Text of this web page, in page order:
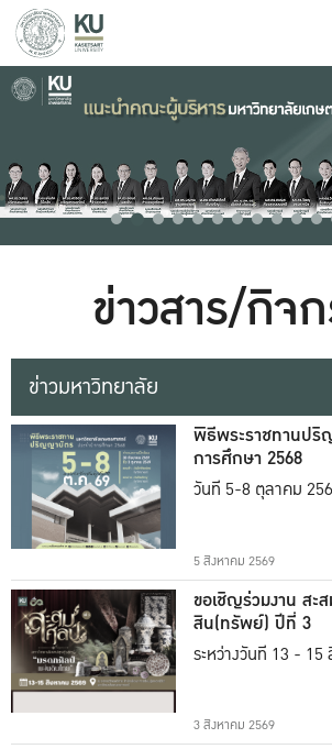
ข่าวสาร/กิจ
ข่าวมหาวิทยาลัย
พิธีพระราชทานป
การศึกษา 2568
วันที่ 5-8 ตุลาคม
5 สิงหาคม 2569
ขอเชิญร่วมงาน สะ
สิน(ทรัพย์) ปีที่ 3
ระหว่างวันที่ 13 -
3 สิงหาคม 2569